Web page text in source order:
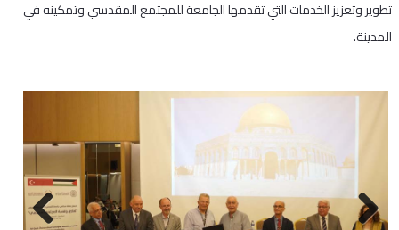
تطوير وتعزيز الخدمات التي تقدمها الجامعة للمجتمع المقدسي وتمكينه في
المدينة.